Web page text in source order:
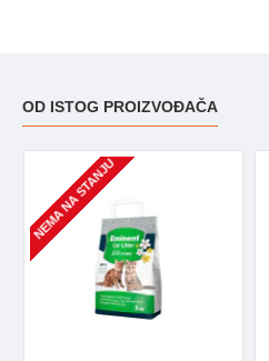
OD ISTOG PROIZVOĐAČA
NEMA NA STANJU